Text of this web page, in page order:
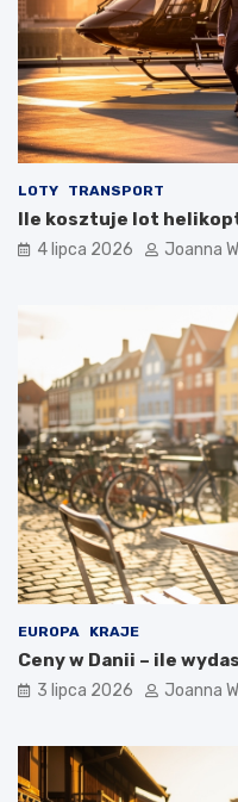
LOTY TRANSPORT
Ile kosztuje lot
4 lipca 2026 Joanna
EUROPA KRAJE
Ceny w Danii – ile
3 lipca 2026 Joanna